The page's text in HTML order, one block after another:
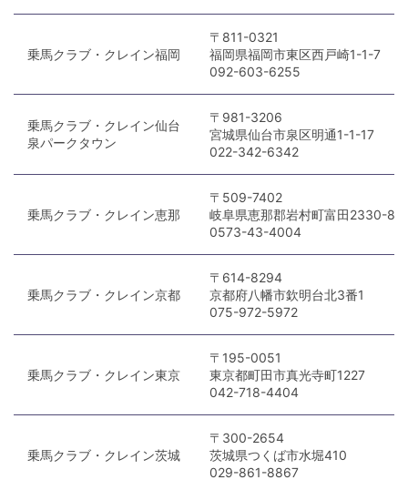
乗馬クラブ・クレイン福岡
〒811-0321
福岡県福岡市東区西戸崎1-1-7
092-603-6255
乗馬クラブ・クレイン仙台
泉パークタウン
〒981-3206
宮城県仙台市泉区明通1-1-17
022-342-6342
乗馬クラブ・クレイン恵那
〒509-7402
岐阜県恵那郡岩村町富田2330-8
0573-43-4004
乗馬クラブ・クレイン京都
〒614-8294
京都府八幡市欽明台北3番1
075-972-5972
乗馬クラブ・クレイン東京
〒195-0051
東京都町田市真光寺町1227
042-718-4404
乗馬クラブ・クレイン茨城
〒300-2654
茨城県つくば市水堀410
029-861-8867